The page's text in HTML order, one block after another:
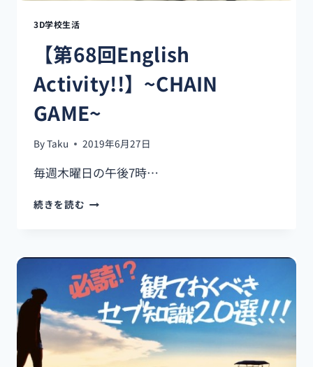
ポ
ッ
ト
6
選
3D学校生活
【第68回English
Activity!!】~CHAIN
GAME~
ByTaku 2019年6月27日
毎週木曜日の午後7時…
続きを読む 【第
ACTIVITY!!】
~CHAIN
GAME~